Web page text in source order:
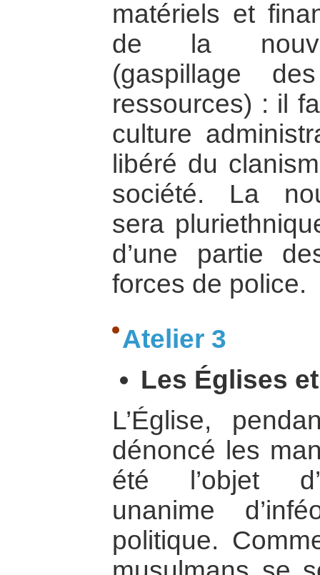
matériels et
de la
(gaspillage
ressources) : il
culture
libéré du
société. La
sera
d’une partie
forces de police.
Atelier 3
Les Églises
L’Église,
dénoncé les
été l’objet
unanime
politique.